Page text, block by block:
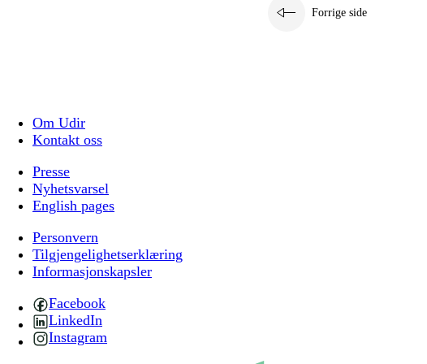
Forrige side
Om Udir
Kontakt oss
Presse
Nyhetsvarsel
English pages
Personvern
Tilgjengelighetserklæring
Informasjonskapsler
Facebook
LinkedIn
Instagram